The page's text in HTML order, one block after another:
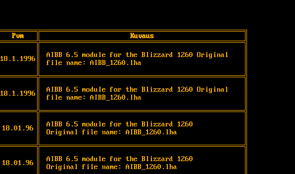
Pvm Kuvaus
18.1.1996
AIBB 6.5 module for the Blizzard 1260 Original
file name: AIBB_1260.lha
18.1.1996
AIBB 6.5 module for the Blizzard 1260 Original
file name: AIBB_1260.lha
18.01.96
AIBB 6.5 module for the Blizzard 1260
Original file name: AIBB_1260.lha
18.01.96
AIBB 6.5 module for the Blizzard 1260
Original file name: AIBB_1260.lha